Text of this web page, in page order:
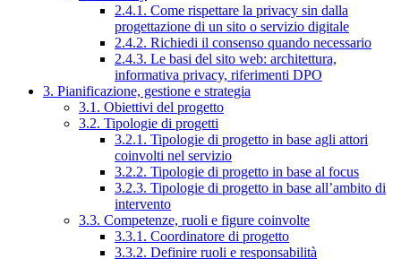
2.4.1. Come rispettare la privacy sin dalla
progettazione di un sito o servizio digitale
2.4.2. Richiedi il consenso quando necessario
2.4.3. Le basi del sito web: architettura,
informativa privacy, riferimenti DPO
3. Pianificazione, gestione e strategia
3.1. Obiettivi del progetto
3.2. Tipologie di progetti
3.2.1. Tipologie di progetto in base agli attori
coinvolti nel servizio
3.2.2. Tipologie di progetto in base al focus
3.2.3. Tipologie di progetto in base all’ambito di
intervento
3.3. Competenze, ruoli e figure coinvolte
3.3.1. Coordinatore di progetto
3.3.2. Definire ruoli e responsabilità